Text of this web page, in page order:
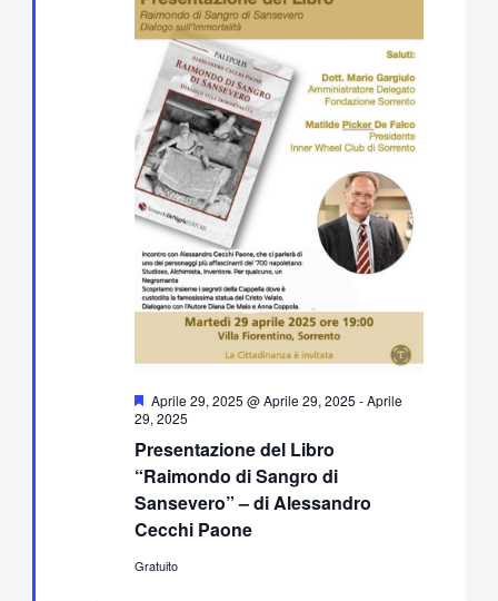
Presentazione del Libro
“Raimondo di Sangro di
Sansevero” – di Alessandro
Cecchi Paone
Segnalati
Aprile 29, 2025 @ Aprile 29, 2025 -Aprile
29, 2025
Gratuito